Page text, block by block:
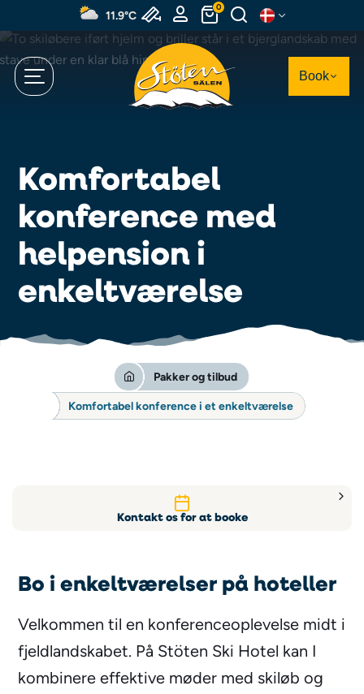
til
hovedindhold
11.9°C
0
Book
Komfortabel
konference med
helpension i
enkeltværelse
Pakker og tilbud
Komfortabel konference i et enkeltværelse
Kontakt os for at booke
Bo i enkeltværelser på hoteller
Velkommen til en konferenceoplevelse midt i
fjeldlandskabet. På Stöten Ski Hotel kan I
kombinere effektive møder med skiløb og